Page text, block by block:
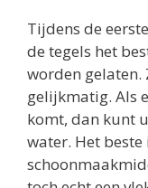
Tijdens de
de tegels het
worden gelaten.
gelijkmatig. Als
komt, dan kunt
water. Het beste